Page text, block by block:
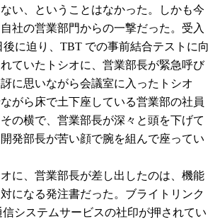
い、ということはなかった。しかも今
社の営業部門からの一撃だった。受入
後に迫り、TBT での事前結合テストに向
ていたトシオに、営業部長が緊急呼び
に思いながら会議室に入ったトシオ
がら床で土下座している営業部の社員
の横で、営業部長が深々と頭を下げて
発部長が苦い顔で腕を組んで座ってい
に、営業部長が差し出したのは、機能
になる発注書だった。ブライトリンク
システムサービスの社印が押されてい